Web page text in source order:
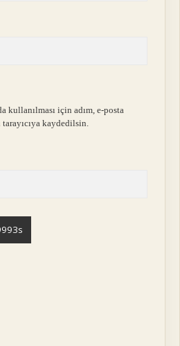
kullanılması için adım, e-posta
kaydedilsin.